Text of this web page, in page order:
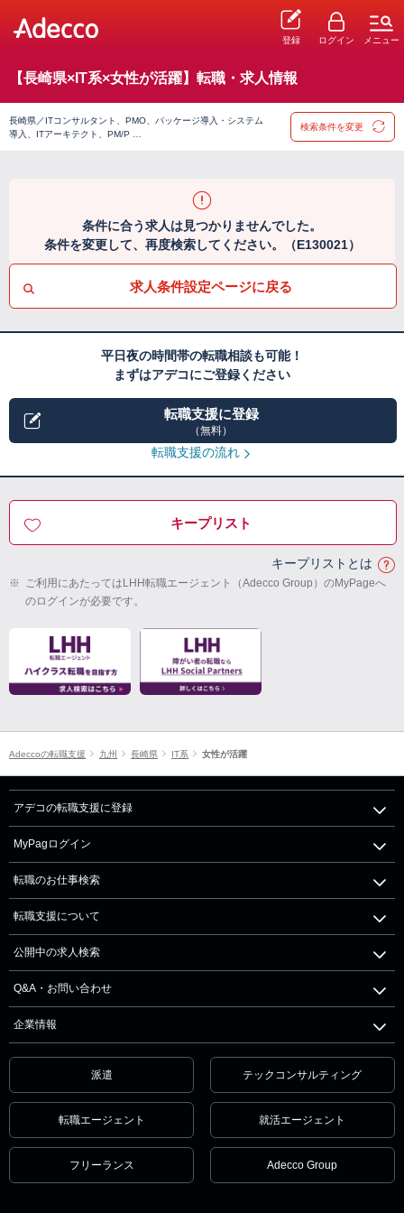
登録 ログイン メニュー
【長崎県×IT系×女性が活躍】転職・求人情報
長崎県／ITコンサルタント、PMO、パッケージ導入・システム
導入、ITアーキテクト、PM/P …
検索条件を変更
条件に合う求人は見つかりませんでした。
条件を変更して、再度検索してください。（E130021）
求人条件設定ページに戻る
平日夜の時間帯の転職相談も可能！
まずはアデコにご登録ください
転職支援に登録
（無料）
転職支援の流れ
キープリスト
キープリストとは
※ ご利用にあたってはLHH転職エージェント（Adecco Group）のMyPageへ
のログインが必要です。
Adeccoの転職支援 九州 長崎県 IT系 女性が活躍
アデコの転職支援に登録
MyPagログイン
転職のお仕事検索
転職支援について
公開中の求人検索
Q&A・お問い合わせ
企業情報
派遣 テックコンサルティング
転職エージェント 就活エージェント
フリーランス Adecco Group